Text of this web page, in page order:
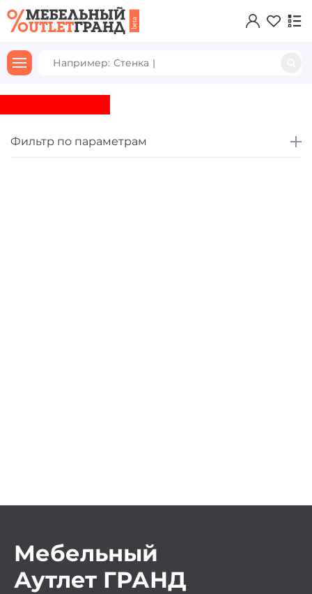
Например: Стенка Д
Фильтр по параметрам
Мебельный
Аутлет ГРАНД